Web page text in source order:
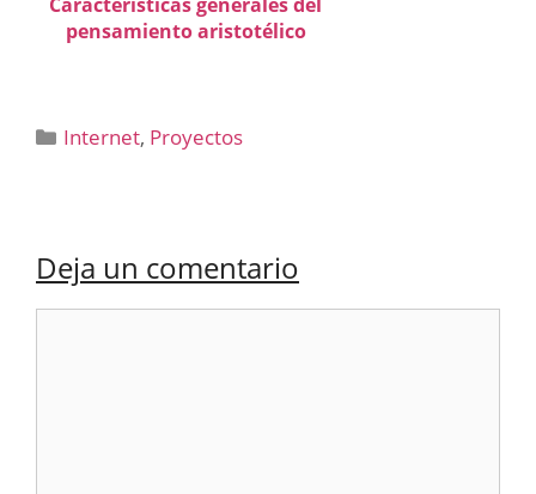
Características generales del
pensamiento aristotélico
Categorías
Internet, Proyectos
Deja un comentario